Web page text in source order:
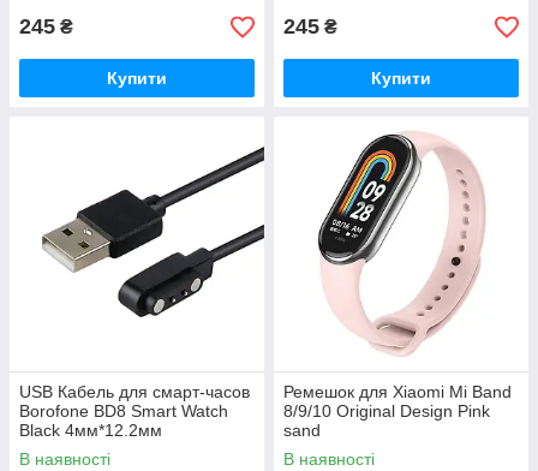
245 ₴
Купити
245 ₴
Купити
USB Кабель для смарт-часов
Borofone BD8 Smart Watch
Black 4мм*12.2мм
В наявності
Ремешок для Xiaomi Mi Band
8/9/10 Original Design Pink
sand
В наявності